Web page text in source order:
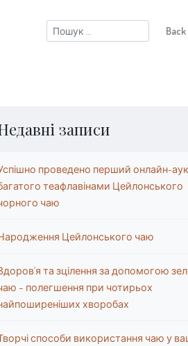
Пошук:
записи
проведено перший онлайн-
теафлавінами Цейлонського
чаю
Цейлонського чаю
та зцілення за допомогою
– полегшення при чотирьох
хворобах
способи використання чаю у